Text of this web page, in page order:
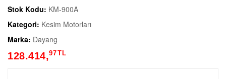
Stok Kodu: KM-900A
Kategori: Kesim Motorları
Marka: Dayang
128.414,97TL